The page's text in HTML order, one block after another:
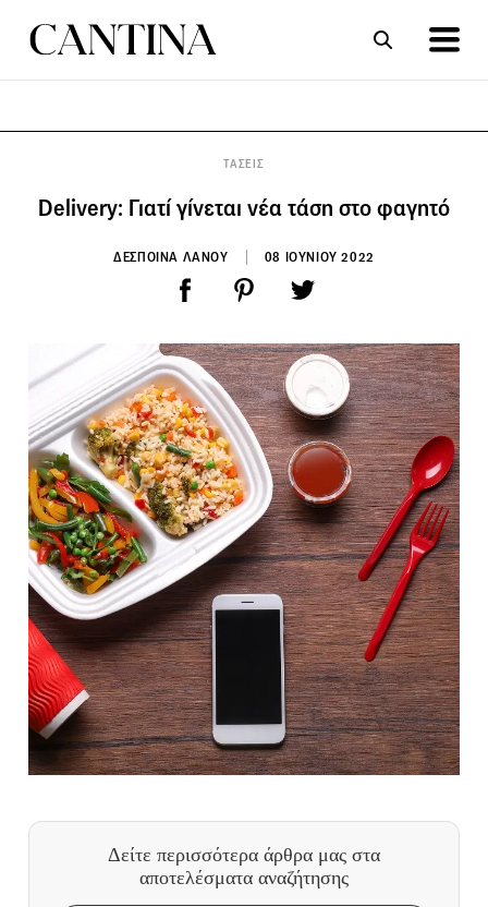
ΤΑΣΕΙΣ
Delivery: Γιατί γίνεται νέα τάση στο φαγητό
ΔΕΣΠΟΙΝΑ ΛΑΝΟΥ 08 ΙΟΥΝΙΟΥ 2022
Δείτε περισσότερα άρθρα μας στα
αποτελέσματα αναζήτησης